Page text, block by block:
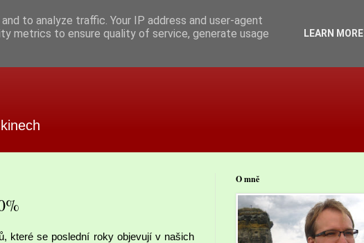
které se poslední roky objevují v našich
O mně
to analyze traffic. Your IP address and user-agent
metrics to ensure quality of service, generate usage
LEARN MORE